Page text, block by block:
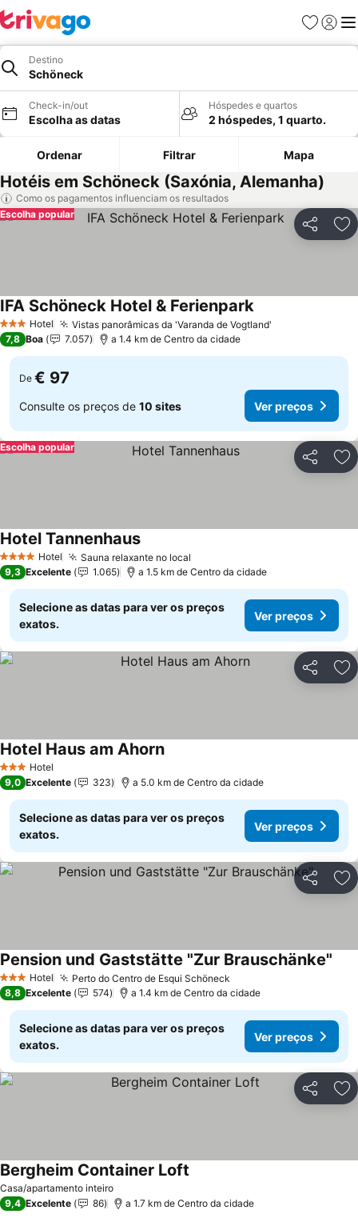
Favoritos
Iniciar
Destino
Schöneck
Check-in/out
Escolha as datas
Hóspedes e quartos
2 hóspedes, 1 quarto.
Ordenar Filtrar Mapa
Hotéis em Schöneck (Saxónia, Alemanha)
Como os pagamentos influenciam os resultados
Partilhar
Escolha popular
3 EstrelasHotel Vistas panorâmicas da 'Varanda de Vogtland'
IFA Schöneck Hotel & FerienparkVer preços
7,8 Boa 7.057 a 1.4 km de Centro da cidade
De € 97
Consulte os preços de 10 sites Ver preços
Partilhar
Escolha popular
4 EstrelasHotel Sauna relaxante no local
Hotel TannenhausVer preços
9,3 Excelente 1.065 a 1.5 km de Centro da cidade
Selecione as datas para ver os preços
exatos.
Ver preços
Partilhar
3 EstrelasHotel
Hotel Haus am AhornVer preços
9,0 Excelente 323 a 5.0 km de Centro da cidade
Selecione as datas para ver os preços
exatos.
Ver preços
Partilhar
3 EstrelasHotel Perto do Centro de Esqui Schöneck
Pension und Gaststätte "Zur Brauschänke"
8,8 Excelente 574 a 1.4 km de Centro da cidade
Selecione as datas para ver os preços
exatos.
Ver preços
Partilhar
Casa/apartamento inteiro
Bergheim Container Loft
9,4 Excelente 86 a 1.7 km de Centro da cidade